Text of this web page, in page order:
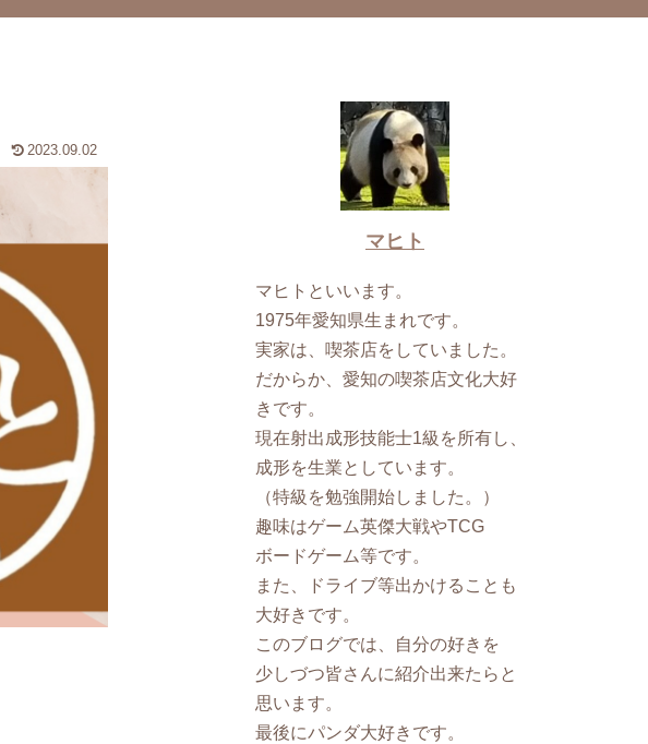
2023.09.02
マヒト
マヒトといいます。
1975年愛知県生まれです。
実家は、喫茶店をしていました。
だからか、愛知の喫茶店文化大好
きです。
現在射出成形技能士1級を所有し、
成形を生業としています。
（特級を勉強開始しました。）
趣味はゲーム英傑大戦やTCG
ボードゲーム等です。
また、ドライブ等出かけることも
大好きです。
このブログでは、自分の好きを
少しづつ皆さんに紹介出来たらと
思います。
最後にパンダ大好きです。